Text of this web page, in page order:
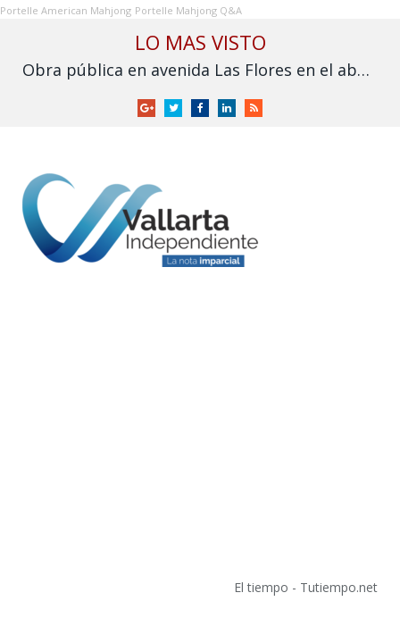
Portelle American Mahjong Portelle Mahjong Q&A
LO MAS VISTO
Obra pública en avenida Las Flores en el abandono
GoogleTwitterFacebookLinkedInRSS
El tiempo - Tutiempo.net